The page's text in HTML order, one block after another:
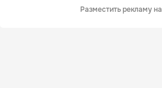
Разместить рекламу